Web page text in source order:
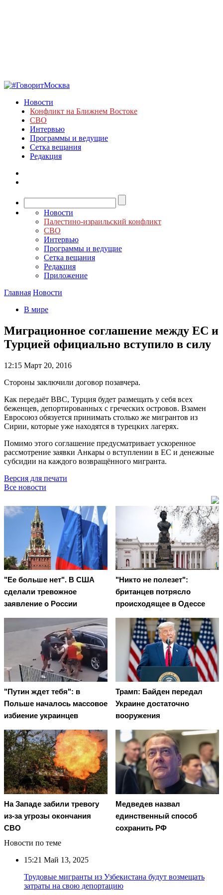
Новости
Конфликт на Ближнем Востоке
СВО
Интервью
Программы и ведущие
Сетка вещания
Редакция
Новости
Палестино-израильский конфликт
СВО
Интервью
Программы и ведущие
Сетка вещания
Редакция
Приложение
Главная Новости
В мире
Миграционное соглашение между ЕС и
Турцией официально вступило в силу
12:15 Март 20, 2016
Стороны заключили договор позавчера.
Как передаёт ВВС, Турция будет размещать у себя всех
беженцев, депортированных с греческих островов. Взамен
Евросоюз обязуется принимать столько же мигрантов из
Сирии, которые уже находятся в турецких лагерях.
Помимо этого соглашение предусматривает ускоренное
рассмотрение заявки Анкары о вступлении в ЕС и денежные
субсидии на каждого возвращённого мигранта.
Версия для печати
Все новости
"Ее больше нет". В США
сделали тревожное
заявление о России
"Никто не полезет":
британцев потрясло
происходящее в Одессе
"Путин ждет тебя": в
Польше началось массовое
избиение украинцев
Трамп: Байден передал
Украине достаточно
вооружения
На Западе забили тревогу
из-за угрозы окончания
СВО
Медведев назвал
единственный способ
сохранить РФ
Новости по теме
15:21 Май 13, 2025
Трудовые мигранты из Узбекистана будут возмещать
затраты на свою депортацию